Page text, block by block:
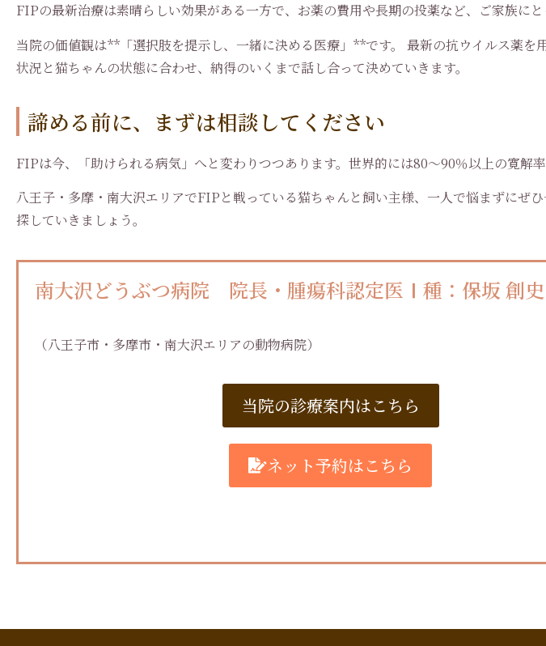
FIPの最新治療は素晴らしい効果がある一方で、お薬の費用や長期の投薬など、ご家族に
当院の価値観は**「選択肢を提示し、一緒に決める医療」**です。 最新の抗ウイルス薬
状況と猫ちゃんの状態に合わせ、納得のいくまで話し合って決めていきます。
諦める前に、まずは相談してください
FIPは今、「助けられる病気」へと変わりつつあります。世界的には80〜90％以上の寛解
八王子・多摩・南大沢エリアでFIPと戦っている猫ちゃんと飼い主様、一人で悩まずにぜ
探していきましょう。
南大沢どうぶつ病院 院長・腫瘍科認定医Ⅰ種：保坂 創史
（八王子市・多摩市・南大沢エリアの動物病院）
当院の診療案内はこちら
ネット予約はこちら